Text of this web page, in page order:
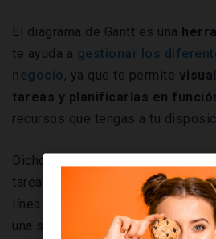
El diagrama de Gantt es una
te ayuda a gestionar los
negocio, ya que te permite
tareas y planificarlas en
recursos que tengas a tu
Dicho de otra forma, el diagrama
tareas que debes realizar y que
línea temporal. En cuanto a su
una serie de
barras